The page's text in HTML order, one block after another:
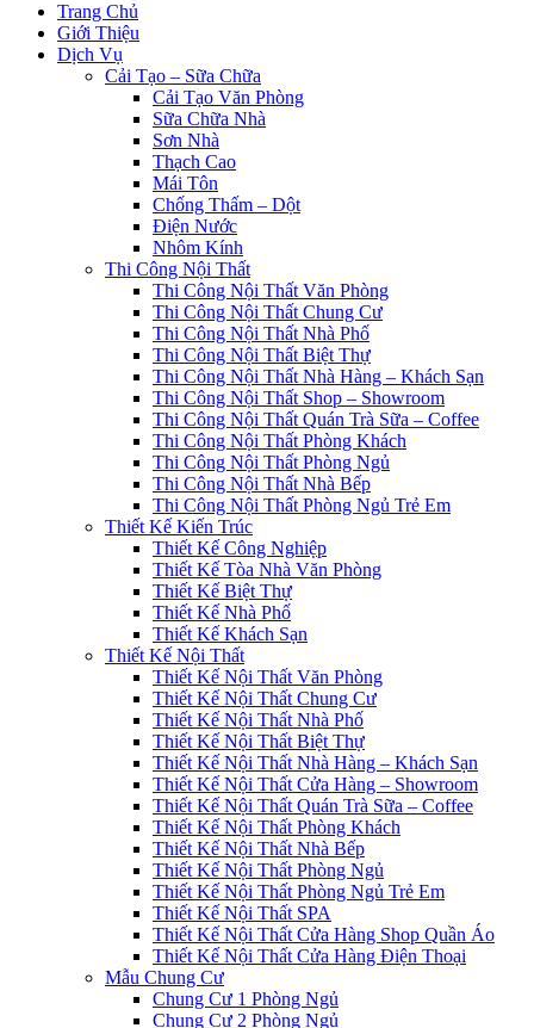
Trang Chủ
Giới Thiệu
Dịch Vụ
Cải Tạo – Sữa Chữa
Cải Tạo Văn Phòng
Sữa Chữa Nhà
Sơn Nhà
Thạch Cao
Mái Tôn
Chống Thấm – Dột
Điện Nước
Nhôm Kính
Thi Công Nội Thất
Thi Công Nội Thất Văn Phòng
Thi Công Nội Thất Chung Cư
Thi Công Nội Thất Nhà Phố
Thi Công Nội Thất Biệt Thự
Thi Công Nội Thất Nhà Hàng – Khách Sạn
Thi Công Nội Thất Shop – Showroom
Thi Công Nội Thất Quán Trà Sữa – Coffee
Thi Công Nội Thất Phòng Khách
Thi Công Nội Thất Phòng Ngủ
Thi Công Nội Thất Nhà Bếp
Thi Công Nội Thất Phòng Ngủ Trẻ Em
Thiết Kế Kiến Trúc
Thiết Kế Công Nghiệp
Thiết Kế Tòa Nhà Văn Phòng
Thiết Kế Biệt Thự
Thiết Kế Nhà Phố
Thiết Kế Khách Sạn
Thiết Kế Nội Thất
Thiết Kế Nội Thất Văn Phòng
Thiết Kế Nội Thất Chung Cư
Thiết Kế Nội Thất Nhà Phố
Thiết Kế Nội Thất Biệt Thự
Thiết Kế Nội Thất Nhà Hàng – Khách Sạn
Thiết Kế Nội Thất Cửa Hàng – Showroom
Thiết Kế Nội Thất Quán Trà Sữa – Coffee
Thiết Kế Nội Thất Phòng Khách
Thiết Kế Nội Thất Nhà Bếp
Thiết Kế Nội Thất Phòng Ngủ
Thiết Kế Nội Thất Phòng Ngủ Trẻ Em
Thiết Kế Nội Thất SPA
Thiết Kế Nội Thất Cửa Hàng Shop Quần Áo
Thiết Kế Nội Thất Cửa Hàng Điện Thoại
Mẫu Chung Cư
Chung Cư 1 Phòng Ngủ
Chung Cư 2 Phòng Ngủ